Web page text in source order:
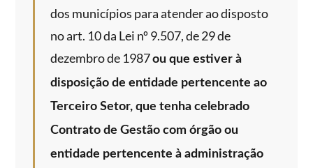
dos municípios para atender ao disposto
no art. 10 da Lei nº 9.507, de 29 de
dezembro de 1987ou que estiver à
disposição de entidade pertencente ao
Terceiro Setor, que tenha celebrado
Contrato de Gestão com órgão ou
entidade pertencente à administração